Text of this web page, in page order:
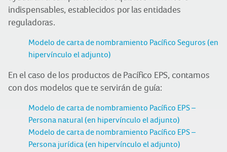
indispensables, establecidos por las entidades
reguladoras.
Modelo de carta de nombramiento Pacífico Seguros (en
hipervínculo el adjunto)
En el caso de los productos de Pacífico EPS, contamos
con dos modelos que te servirán de guía:
Modelo de carta de nombramiento Pacífico EPS –
Persona natural (en hipervínculo el adjunto)
Modelo de carta de nombramiento Pacífico EPS –
Persona jurídica (en hipervínculo el adjunto)